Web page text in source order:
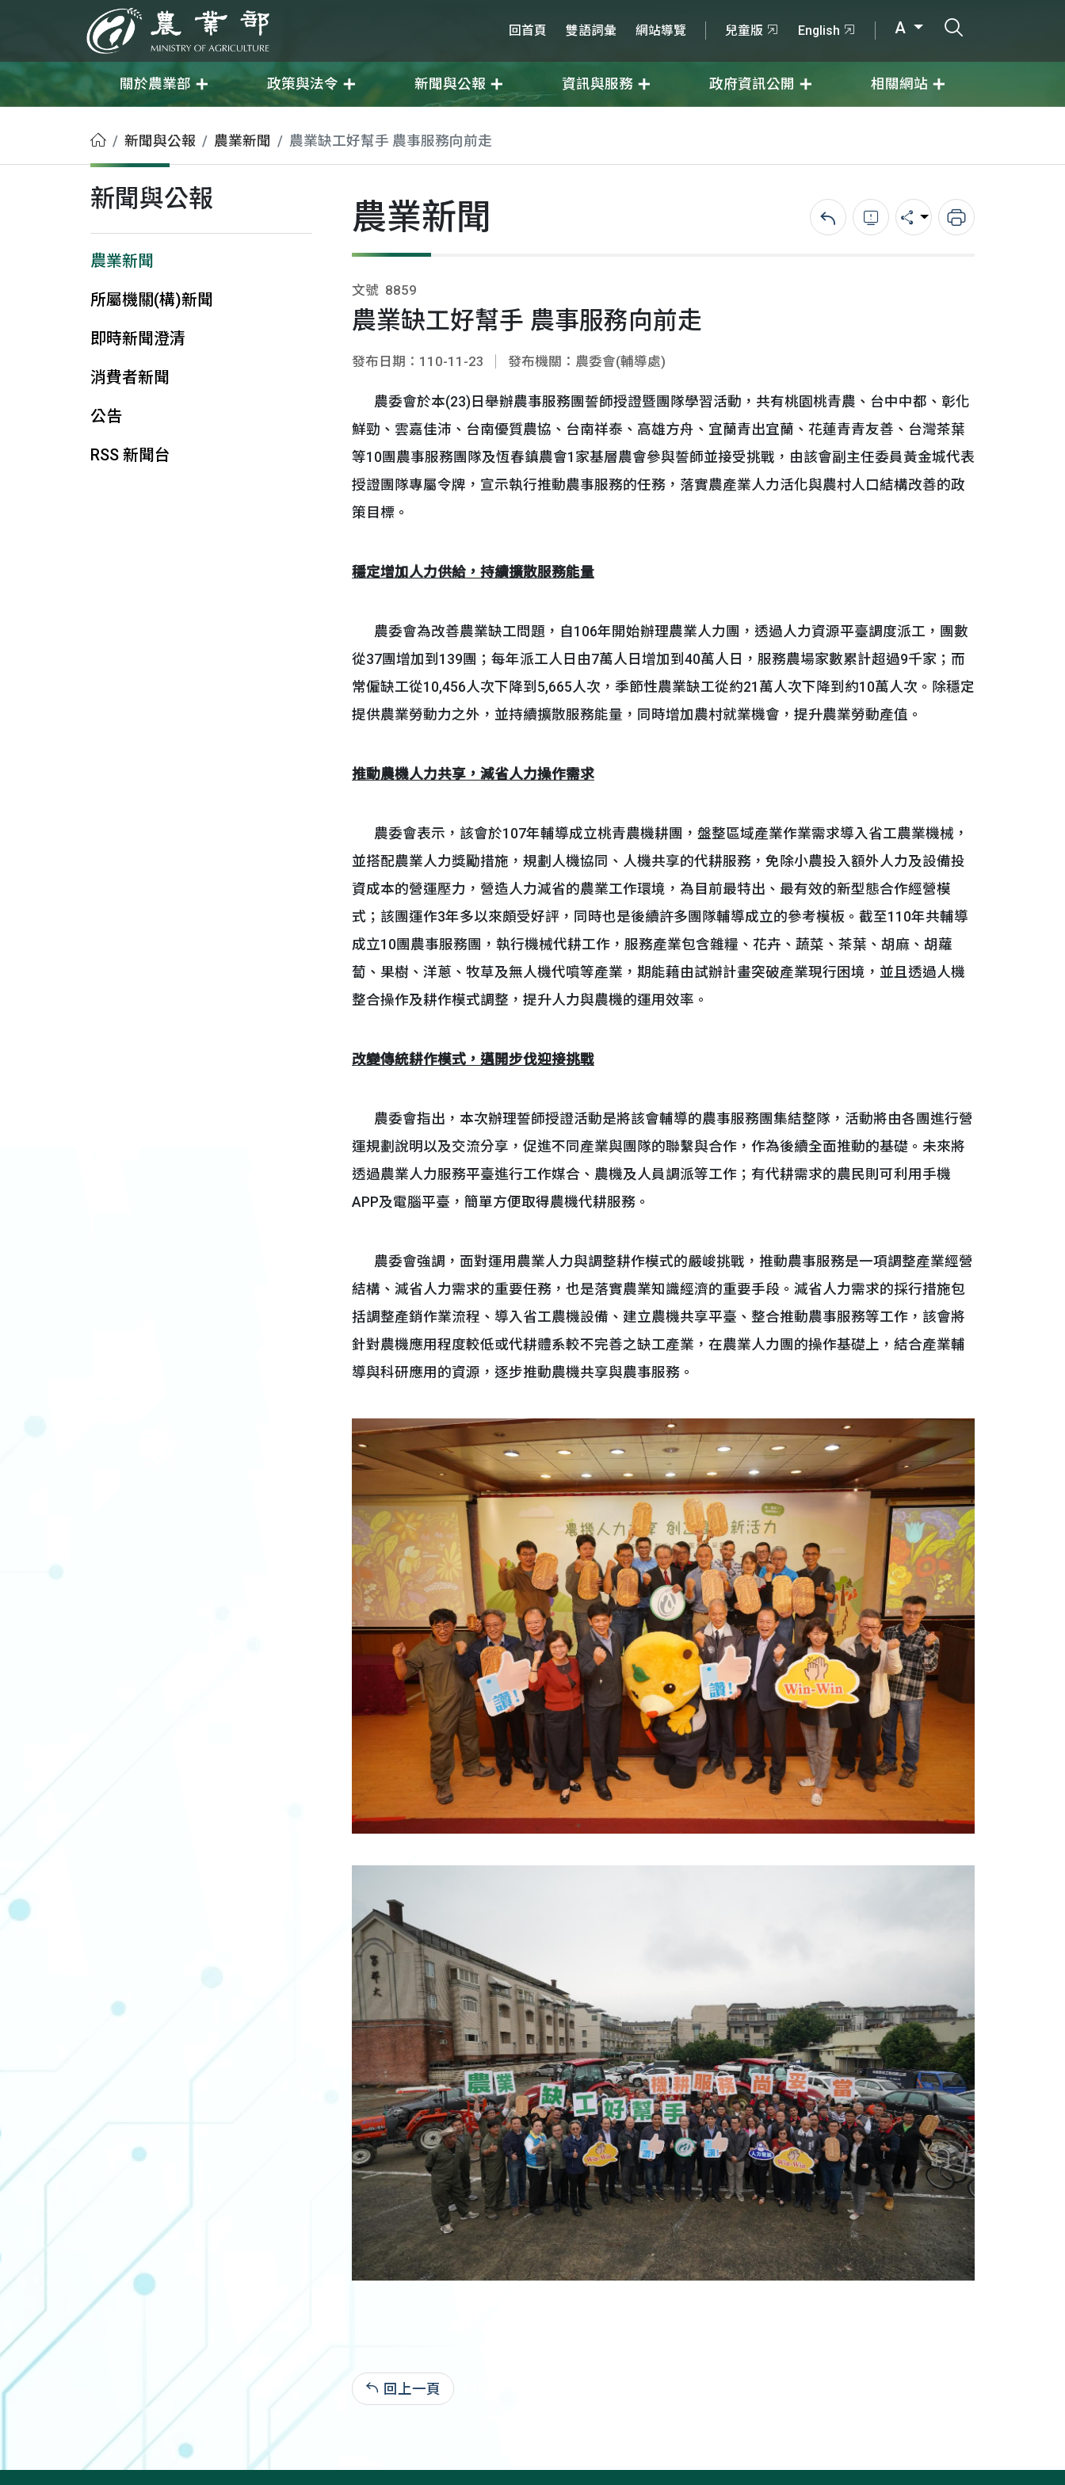
農業部 回首頁 雙語詞彙 網站導覽 兒童版 English A
關於農業部 政策與法令 新聞與公報 資訊與服務 政府資訊公開 相關網站
首頁新聞與公報 農業新聞 農業缺工好幫手 農事服務向前走
新聞與公報
農業新聞
所屬機關(構)新聞
即時新聞澄清
消費者新聞
公告
RSS 新聞台
農業新聞 回上一頁錯誤回報分享 列印
文號 8859
農業缺工好幫手 農事服務向前走
發布日期：110-11-23 發布機關：農委會(輔導處)
農委會於本(23)日舉辦農事服務團誓師授證暨團隊學習活動，共有桃園桃青農、台中中都、彰化
鮮勁、雲嘉佳沛、台南優質農協、台南祥泰、高雄方舟、宜蘭青出宜蘭、花蓮青青友善、台灣茶葉
等10團農事服務團隊及恆春鎮農會1家基層農會參與誓師並接受挑戰，由該會副主任委員黃金城代表
授證團隊專屬令牌，宣示執行推動農事服務的任務，落實農產業人力活化與農村人口結構改善的政
策目標。
穩定增加人力供給，持續擴散服務能量
農委會為改善農業缺工問題，自106年開始辦理農業人力團，透過人力資源平臺調度派工，團數
從37團增加到139團；每年派工人日由7萬人日增加到40萬人日，服務農場家數累計超過9千家；而
常僱缺工從10,456人次下降到5,665人次，季節性農業缺工從約21萬人次下降到約10萬人次。除穩定
提供農業勞動力之外，並持續擴散服務能量，同時增加農村就業機會，提升農業勞動產值。
推動農機人力共享，減省人力操作需求
農委會表示，該會於107年輔導成立桃青農機耕團，盤整區域產業作業需求導入省工農業機械，
並搭配農業人力獎勵措施，規劃人機協同、人機共享的代耕服務，免除小農投入額外人力及設備投
資成本的營運壓力，營造人力減省的農業工作環境，為目前最特出、最有效的新型態合作經營模
式；該團運作3年多以來頗受好評，同時也是後續許多團隊輔導成立的參考模板。截至110年共輔導
成立10團農事服務團，執行機械代耕工作，服務產業包含雜糧、花卉、蔬菜、茶葉、胡麻、胡蘿
蔔、果樹、洋蔥、牧草及無人機代噴等產業，期能藉由試辦計畫突破產業現行困境，並且透過人機
整合操作及耕作模式調整，提升人力與農機的運用效率。
改變傳統耕作模式，邁開步伐迎接挑戰
農委會指出，本次辦理誓師授證活動是將該會輔導的農事服務團集結整隊，活動將由各團進行營
運規劃說明以及交流分享，促進不同產業與團隊的聯繫與合作，作為後續全面推動的基礎。未來將
透過農業人力服務平臺進行工作媒合、農機及人員調派等工作；有代耕需求的農民則可利用手機
APP及電腦平臺，簡單方便取得農機代耕服務。
農委會強調，面對運用農業人力與調整耕作模式的嚴峻挑戰，推動農事服務是一項調整產業經營
結構、減省人力需求的重要任務，也是落實農業知識經濟的重要手段。減省人力需求的採行措施包
括調整產銷作業流程、導入省工農機設備、建立農機共享平臺、整合推動農事服務等工作，該會將
針對農機應用程度較低或代耕體系較不完善之缺工產業，在農業人力團的操作基礎上，結合產業輔
導與科研應用的資源，逐步推動農機共享與農事服務。
回上一頁